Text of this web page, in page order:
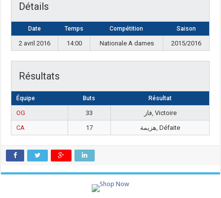
Détails
Date Temps Compétition Saison
2 avril 2016 14:00 Nationale A dames 2015/2016
Résultats
Équipe Buts Résultat
OG 33
فاز, Victoire
CA
17 هزيمة, Défaite